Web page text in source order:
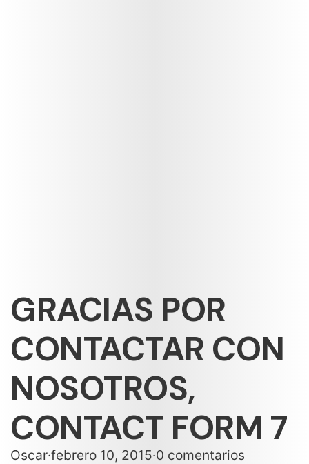
GRACIAS POR
CONTACTAR CON
NOSOTROS,
CONTACT FORM 7
Oscar·febrero 10, 2015·0 comentarios